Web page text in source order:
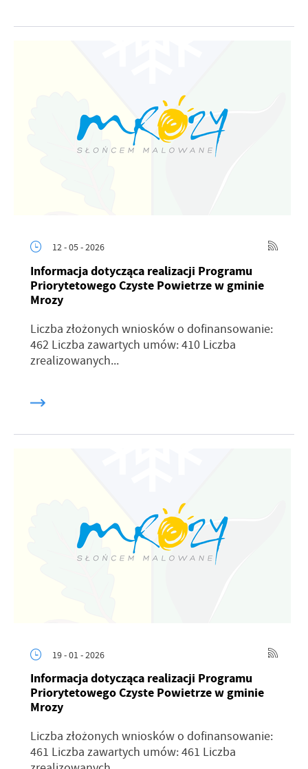
12 - 05 - 2026
Informacja dotycząca realizacji Programu
Priorytetowego Czyste Powietrze w gminie
Mrozy
Liczba złożonych wniosków o dofinansowanie:
462 Liczba zawartych umów: 410 Liczba
zrealizowanych...
19 - 01 - 2026
Informacja dotycząca realizacji Programu
Priorytetowego Czyste Powietrze w gminie
Mrozy
Liczba złożonych wniosków o dofinansowanie:
461 Liczba zawartych umów: 461 Liczba